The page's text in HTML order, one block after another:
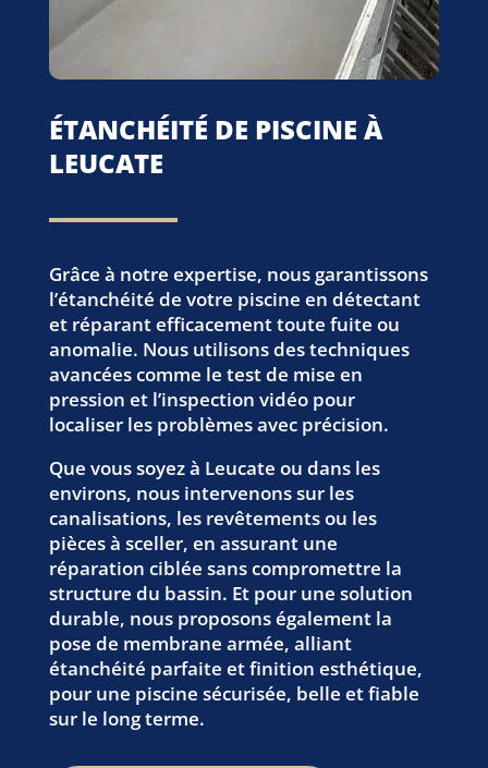
ÉTANCHÉITÉ DE PISCINE À
LEUCATE
Grâce à notre expertise, nous garantissons
l’étanchéité de votre piscine en détectant
et réparant efficacement toute fuite ou
anomalie. Nous utilisons des techniques
avancées comme le test de mise en
pression et l’inspection vidéo pour
localiser les problèmes avec précision.
Que vous soyez à Leucate ou dans les
environs, nous intervenons sur les
canalisations, les revêtements ou les
pièces à sceller, en assurant une
réparation ciblée sans compromettre la
structure du bassin. Et pour une solution
durable, nous proposons également la
pose de membrane armée, alliant
étanchéité parfaite et finition esthétique,
pour une piscine sécurisée, belle et fiable
sur le long terme.